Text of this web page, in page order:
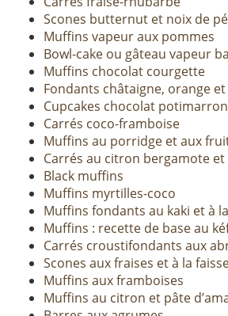
Scones butternut et noix de
Muffins vapeur aux pommes
Bowl-cake ou gâteau vapeur
Muffins chocolat courgette
Fondants châtaigne, orange
Cupcakes chocolat potimarron
Carrés coco-framboise
Muffins au porridge et aux
Carrés au citron bergamote et
Black muffins
Muffins myrtilles-coco
Muffins fondants au kaki et à
Muffins : recette de base au
Carrés croustifondants aux
Scones aux fraises et à la
Muffins aux framboises
Muffins au citron et pâte